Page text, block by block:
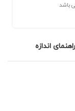
باشد
راهنمای اندازه